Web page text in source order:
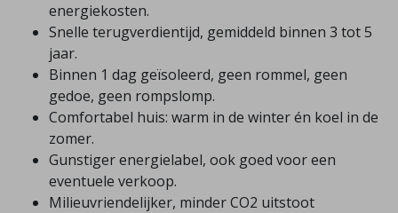
energiekosten.
Snelle terugverdientijd, gemiddeld binnen 3 tot 5
jaar.
Binnen 1 dag geïsoleerd, geen rommel, geen
gedoe, geen rompslomp.
Comfortabel huis: warm in de winter én koel in de
zomer.
Gunstiger energielabel, ook goed voor een
eventuele verkoop.
Milieuvriendelijker, minder CO2 uitstoot